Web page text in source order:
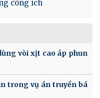
công ích
vòi xịt cao áp phun
trong vụ án truyền bá